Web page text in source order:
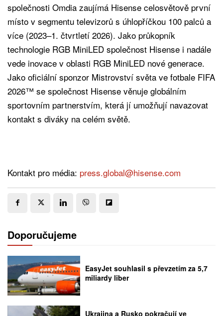
společnosti Omdia zaujímá Hisense celosvětově první
místo v segmentu televizorů s úhlopříčkou 100 palců a
více (2023–1. čtvrtletí 2026). Jako průkopník
technologie RGB MiniLED společnost Hisense i nadále
vede inovace v oblasti RGB MiniLED nové generace.
Jako oficiální sponzor Mistrovství světa ve fotbale FIFA
2026™ se společnost Hisense věnuje globálním
sportovním partnerstvím, která jí umožňují navazovat
kontakt s diváky na celém světě.
Kontakt pro média: press.global@hisense.com
Doporučujeme
EasyJet souhlasil s převzetím za 5,7
miliardy liber
Ukrajina a Rusko pokračují ve